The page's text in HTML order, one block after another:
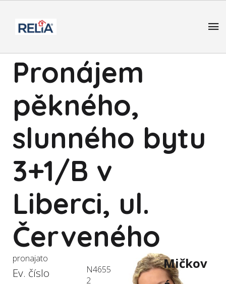
Pronájem
pěkného,
slunného bytu
3+1/B v
Liberci, ul.
Červeného
pronajato
Ev. číslo
N4655
2
Mičkov